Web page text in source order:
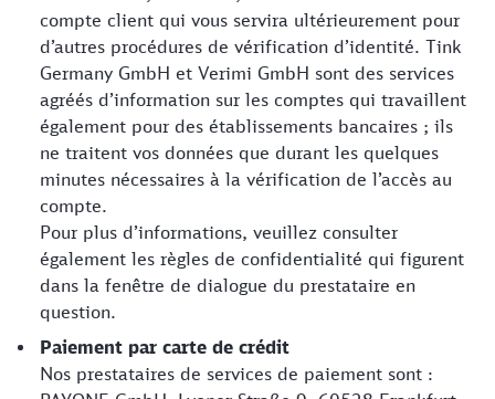
compte client qui vous servira ultérieurement pour
d’autres procédures de vérification d’identité. Tink
Germany GmbH et Verimi GmbH sont des services
agréés d’information sur les comptes qui travaillent
également pour des établissements bancaires ; ils
ne traitent vos données que durant les quelques
minutes nécessaires à la vérification de l’accès au
compte.
Pour plus d’informations, veuillez consulter
également les règles de confidentialité qui figurent
dans la fenêtre de dialogue du prestataire en
question.
Paiement par carte de crédit
Nos prestataires de services de paiement sont :